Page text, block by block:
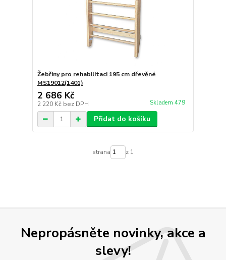
Žebřiny pro rehabilitaci 195 cm dřevěné
MS19012(1401)
2 686 Kč
2 220 Kč bez DPH Skladem 479
Přidat do košíku
strana z 1
Nepropásněte novinky, akce a
slevy!